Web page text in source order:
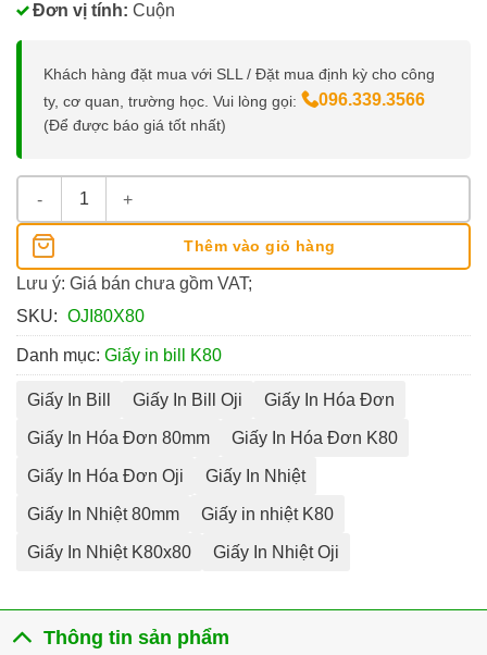
Đơn vị tính: Cuộn
Khách hàng đặt mua với SLL / Đặt mua định kỳ cho công
ty, cơ quan, trường học. Vui lòng gọi:
096.339.3566
(Để được báo giá tốt nhất)
Giấy In Hóa Đơn K80x80 Oji Nhật Bản số lượng
Thêm vào giỏ hàng
Lưu ý: Giá bán chưa gồm VAT;
SKU: OJI80X80
Danh mục: Giấy in bill K80
Giấy In Bill Giấy In Bill Oji Giấy In Hóa Đơn
Giấy In Hóa Đơn 80mm Giấy In Hóa Đơn K80
Giấy In Hóa Đơn Oji Giấy In Nhiệt
Giấy In Nhiệt 80mm Giấy in nhiệt K80
Giấy In Nhiệt K80x80 Giấy In Nhiệt Oji
Thông tin sản phẩm